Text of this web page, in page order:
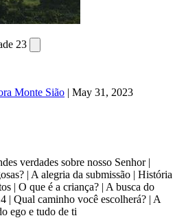
23
Monte Sião | May 31, 2023
verdades sobre nosso Senhor |
| A alegria da submissão | História
| O que é a criança? | A busca do
| Qual caminho você escolherá? | A
ego e tudo de ti